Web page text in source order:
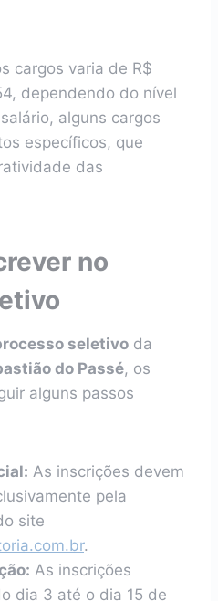
cargos varia de R$
dependendo do nível
alguns cargos
específicos, que
das
no
seletivo da
do Passé, os
alguns passos
As inscrições devem
pela
site
.
As inscrições
dia 3 até o dia 15 de